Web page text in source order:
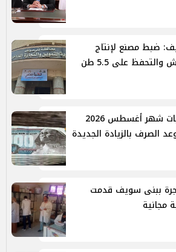
ضبط مصنع لإنتاج
على 5.5 طن
موعد صرف مرتبات شهر أغسطس 2026
الصرف بالزيادة الجديدة
ببنى سويف قدمت